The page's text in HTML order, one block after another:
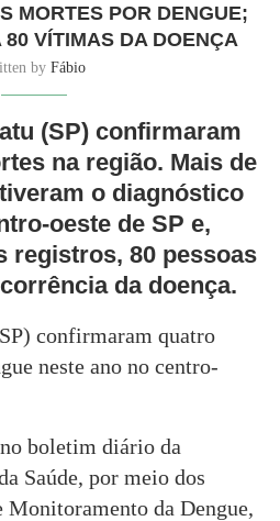
MORTES POR DENGUE;
VÍTIMAS DA DOENÇA
by Fábio
(SP) confirmaram
na região. Mais de
o diagnóstico
oeste de SP e,
registros, 80 pessoas
da doença.
confirmaram quatro
neste ano no centro-
boletim diário da
Saúde, por meio dos
Monitoramento da Dengue,